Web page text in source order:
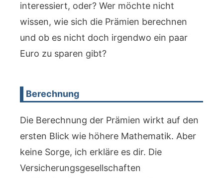
interessiert, oder? Wer möchte nicht
wissen, wie sich die Prämien berechnen
und ob es nicht doch irgendwo ein paar
Euro zu sparen gibt?
Berechnung
Die Berechnung der Prämien wirkt auf den
ersten Blick wie höhere Mathematik. Aber
keine Sorge, ich erkläre es dir. Die
Versicherungsgesellschaften